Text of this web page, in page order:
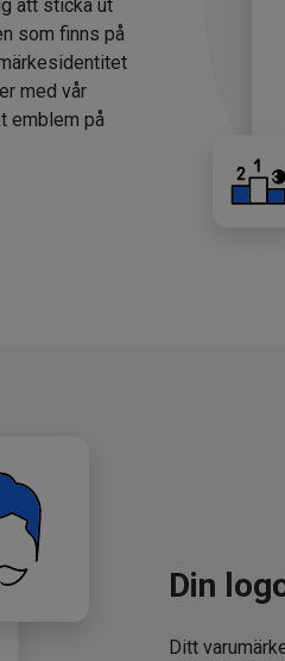
att sticka ut
som finns på
med vår
emblem på
Din
Ditt